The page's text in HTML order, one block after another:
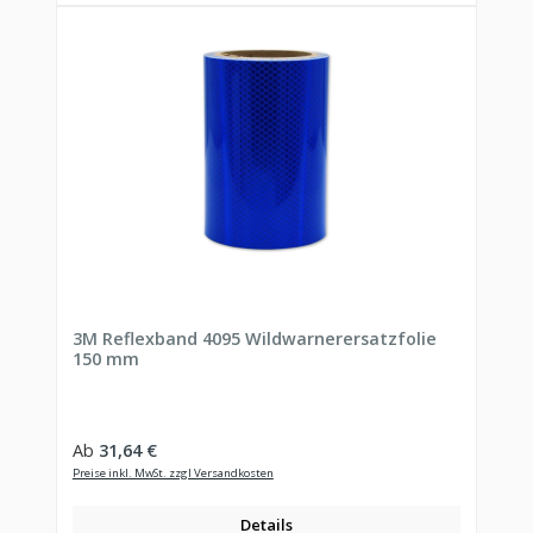
3M Reflexband 4095 Wildwarnerersatzfolie
150 mm
Regulärer Preis:
Ab 31,64 €
Preise inkl. MwSt. zzgl Versandkosten
Details